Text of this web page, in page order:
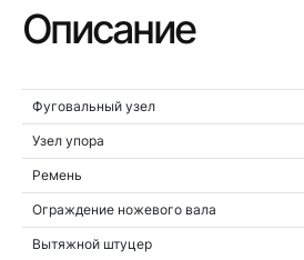
Описание
Фуговальный узел
Узел упора
Ремень
Ограждение ножевого вала
Вытяжной штуцер